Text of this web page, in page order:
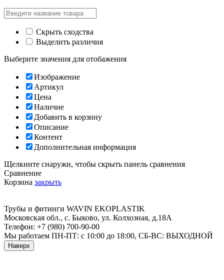
Скрыть сходства
Выделить различия
Выберите значения для отобажения
Изображение
Артикул
Цена
Наличие
Добавить в корзину
Описание
Контент
Дополнительная информация
Щелкните снаружи, чтобы скрыть панель сравнения
Сравнение
Корзина закрыть
Трубы и фитинги WAVIN EKOPLASTIK
Московская обл., с. Быково, ул. Колхозная, д.18А
Телефон: +7 (980) 700-90-00
Мы работаем ПН-ПТ: с 10:00 до 18:00, СБ-ВС: ВЫХОДНОЙ
Наверх